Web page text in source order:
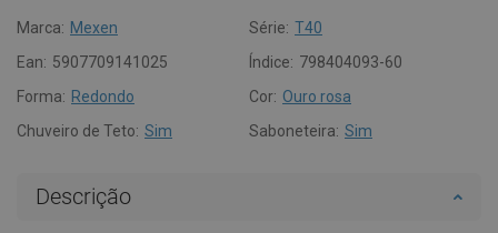
Marca: Mexen Série: T40
Ean: 5907709141025 Índice: 798404093-60
Forma: Redondo Cor: Ouro rosa
Chuveiro de Teto: Sim Saboneteira: Sim
Descrição